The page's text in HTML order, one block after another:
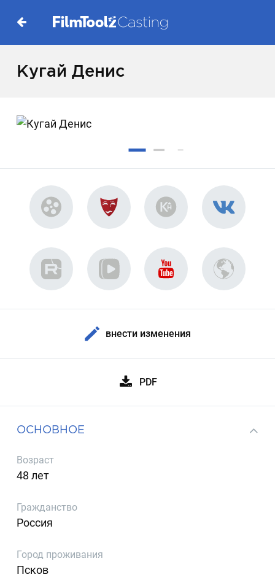
Кугай Денис
внести изменения
PDF
ОСНОВНОЕ
Возраст
48 лет
Гражданство
Россия
Город проживания
Псков